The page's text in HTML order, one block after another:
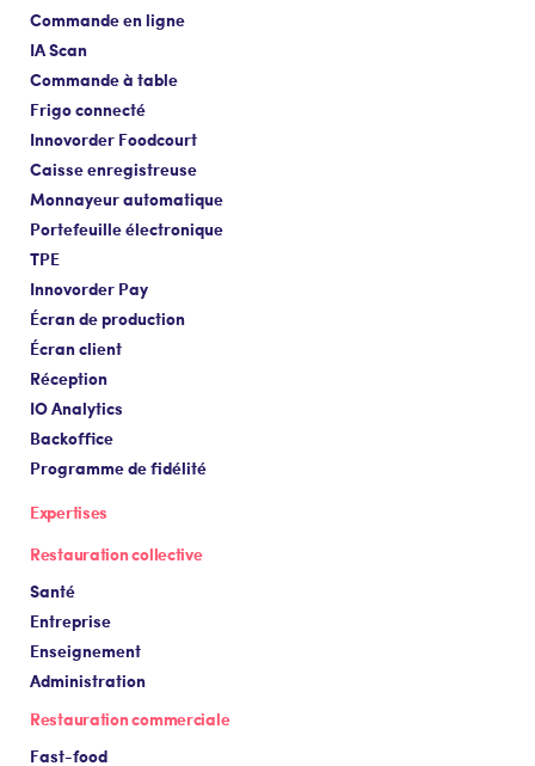
Commande en ligne
IA Scan
Commande à table
Frigo connecté
Innovorder Foodcourt
Caisse enregistreuse
Monnayeur automatique
Portefeuille électronique
TPE
Innovorder Pay
Écran de production
Écran client
Réception
IO Analytics
Backoffice
Programme de fidélité
Expertises
Restauration collective
Santé
Entreprise
Enseignement
Administration
Restauration commerciale
Fast-food